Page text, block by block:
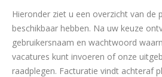
Hieronder ziet u een overzicht van de
beschikbaar hebben. Na uw keuze
gebruikersnaam en wachtwoord
vacatures kunt invoeren of onze
raadplegen. Facturatie vindt achteraf